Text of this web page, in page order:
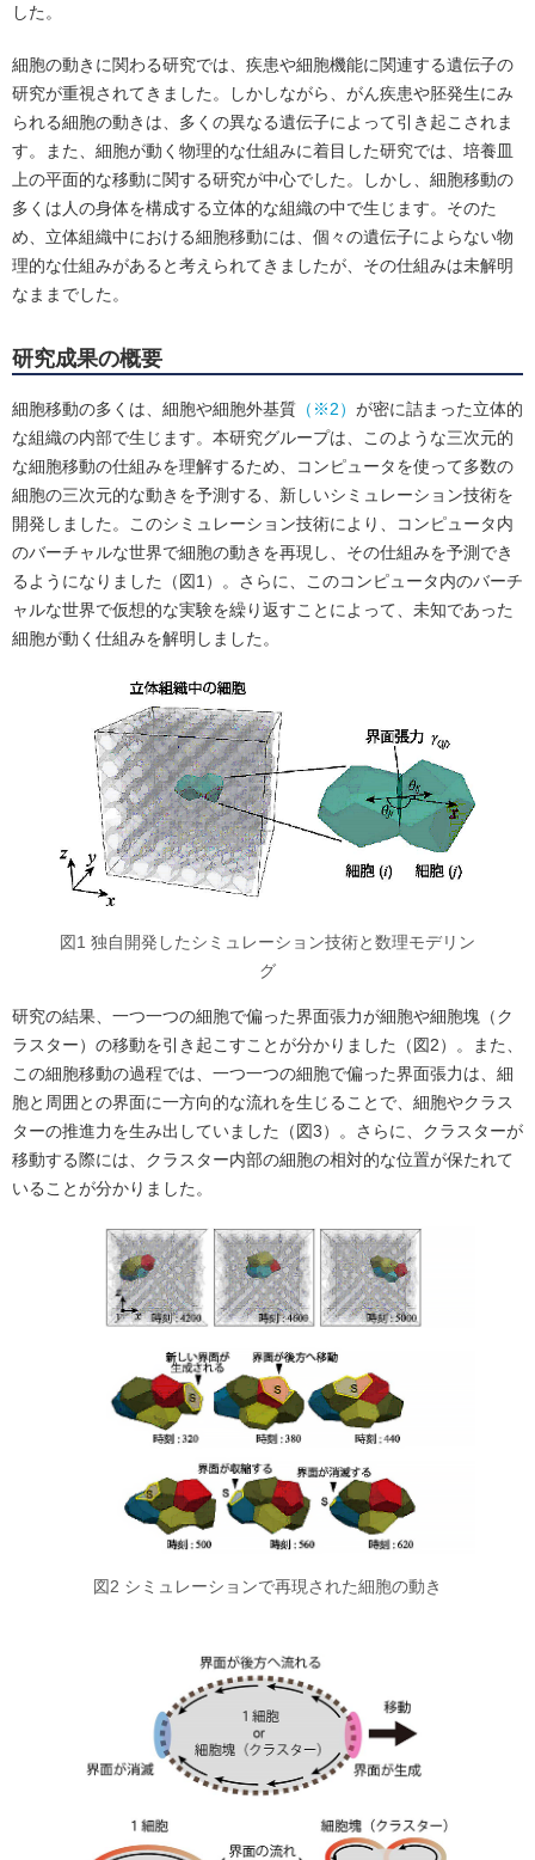
した。
細胞の動きに関わる研究では、疾患や細胞機能に関連する遺伝子の
研究が重視されてきました。しかしながら、がん疾患や胚発生にみ
られる細胞の動きは、多くの異なる遺伝子によって引き起こされま
す。また、細胞が動く物理的な仕組みに着目した研究では、培養皿
上の平面的な移動に関する研究が中心でした。しかし、細胞移動の
多くは人の身体を構成する立体的な組織の中で生じます。そのた
め、立体組織中における細胞移動には、個々の遺伝子によらない物
理的な仕組みがあると考えられてきましたが、その仕組みは未解明
なままでした。
研究成果の概要
細胞移動の多くは、細胞や細胞外基質 （※2） が密に詰まった立体的
な組織の内部で生じます。本研究グループは、このような三次元的
な細胞移動の仕組みを理解するため、コンピュータを使って多数の
細胞の三次元的な動きを予測する、新しいシミュレーション技術を
開発しました。このシミュレーション技術により、コンピュータ内
のバーチャルな世界で細胞の動きを再現し、その仕組みを予測でき
るようになりました（図1）。さらに、このコンピュータ内のバーチ
ャルな世界で仮想的な実験を繰り返すことによって、未知であった
細胞が動く仕組みを解明しました。
図1 独自開発したシミュレーション技術と数理モデリン
グ
研究の結果、一つ一つの細胞で偏った界面張力が細胞や細胞塊（ク
ラスター）の移動を引き起こすことが分かりました（図2）。また、
この細胞移動の過程では、一つ一つの細胞で偏った界面張力は、細
胞と周囲との界面に一方向的な流れを生じることで、細胞やクラス
ターの推進力を生み出していました（図3）。さらに、クラスターが
移動する際には、クラスター内部の細胞の相対的な位置が保たれて
いることが分かりました。
図2 シミュレーションで再現された細胞の動き